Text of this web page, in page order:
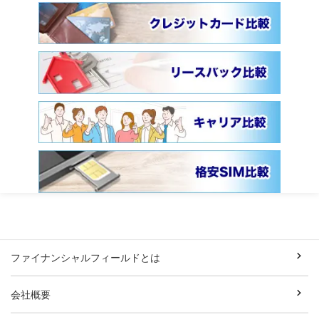
ファイナンシャルフィールドとは
会社概要